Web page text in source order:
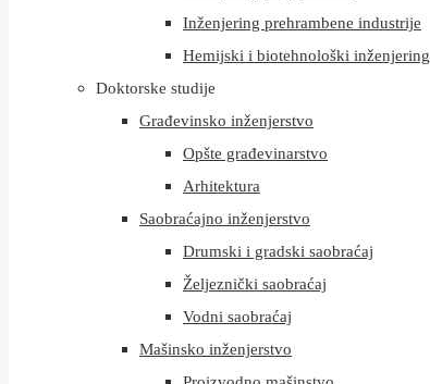
Inženjering prehrambene industrije
Hemijski i biotehnološki inženjering
Doktorske studije
Građevinsko inženjerstvo
Opšte građevinarstvo
Arhitektura
Saobraćajno inženjerstvo
Drumski i gradski saobraćaj
Željeznički saobraćaj
Vodni saobraćaj
Mašinsko inženjerstvo